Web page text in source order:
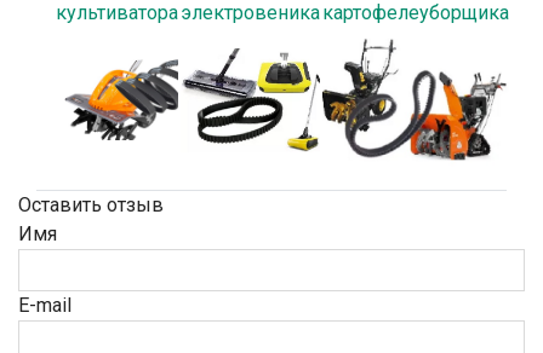
культиватораэлектровеникакартофелеуборщика
Оставить отзыв
Имя
E-mail